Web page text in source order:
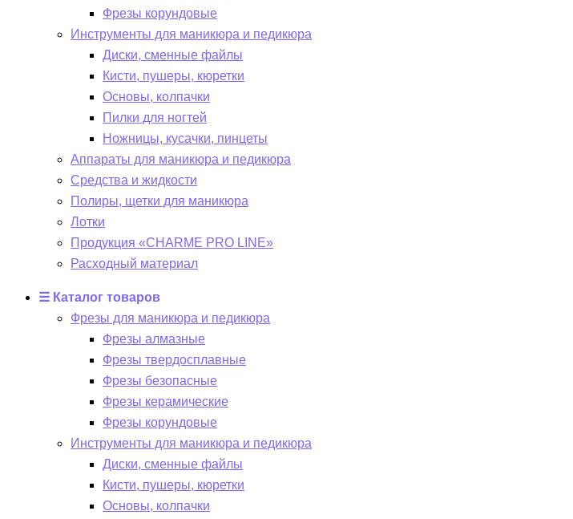
Фрезы корундовые
Инструменты для маникюра и педикюра
Диски, сменные файлы
Кисти, пушеры, кюретки
Основы, колпачки
Пилки для ногтей
Ножницы, кусачки, пинцеты
Аппараты для маникюра и педикюра
Средства и жидкости
Полиры, щетки для маникюра
Лотки
Продукция «CHARME PRO LINE»
Расходный материал
☰ Каталог товаров
Фрезы для маникюра и педикюра
Фрезы алмазные
Фрезы твердосплавные
Фрезы безопасные
Фрезы керамические
Фрезы корундовые
Инструменты для маникюра и педикюра
Диски, сменные файлы
Кисти, пушеры, кюретки
Основы, колпачки